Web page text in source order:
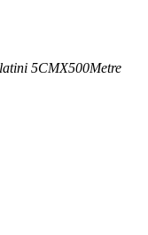
5CMX500Metre